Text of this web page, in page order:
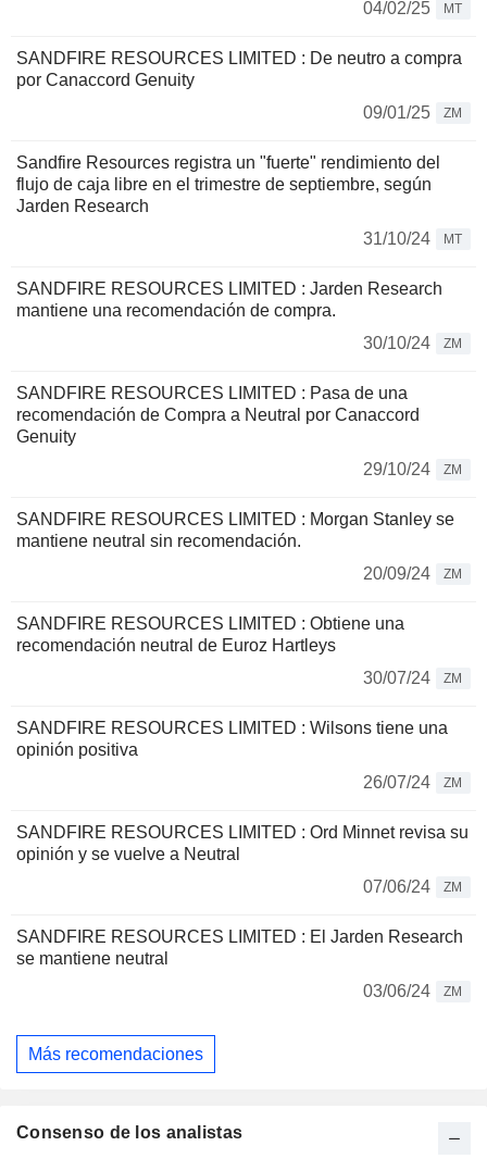
04/02/25
MT
SANDFIRE RESOURCES LIMITED : De neutro a compra
por Canaccord Genuity
09/01/25
ZM
Sandfire Resources registra un "fuerte" rendimiento del
flujo de caja libre en el trimestre de septiembre, según
Jarden Research
31/10/24
MT
SANDFIRE RESOURCES LIMITED : Jarden Research
mantiene una recomendación de compra.
30/10/24
ZM
SANDFIRE RESOURCES LIMITED : Pasa de una
recomendación de Compra a Neutral por Canaccord
Genuity
29/10/24
ZM
SANDFIRE RESOURCES LIMITED : Morgan Stanley se
mantiene neutral sin recomendación.
20/09/24
ZM
SANDFIRE RESOURCES LIMITED : Obtiene una
recomendación neutral de Euroz Hartleys
30/07/24
ZM
SANDFIRE RESOURCES LIMITED : Wilsons tiene una
opinión positiva
26/07/24
ZM
SANDFIRE RESOURCES LIMITED : Ord Minnet revisa su
opinión y se vuelve a Neutral
07/06/24
ZM
SANDFIRE RESOURCES LIMITED : El Jarden Research
se mantiene neutral
03/06/24
ZM
Más recomendaciones
Consenso de los analistas